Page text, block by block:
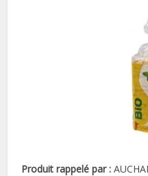
Produit rappelé par :